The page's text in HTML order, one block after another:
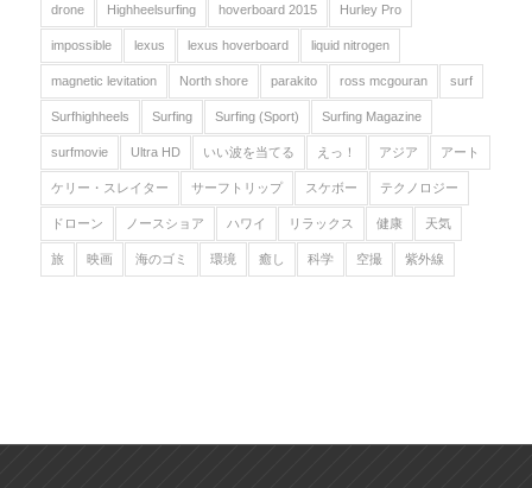
drone Highheelsurfing hoverboard 2015 Hurley Pro
impossible lexus lexus hoverboard liquid nitrogen
magnetic levitation North shore parakito ross mcgouran surf
Surfhighheels Surfing Surfing (Sport) Surfing Magazine
surfmovie Ultra HD いい波を当てる えっ！ アジア アート
ケリー・スレイター サーフトリップ スケボー テクノロジー
ドローン ノースショア ハワイ リラックス 健康 天気
旅 映画 海のゴミ 環境 癒し 科学 空撮 紫外線